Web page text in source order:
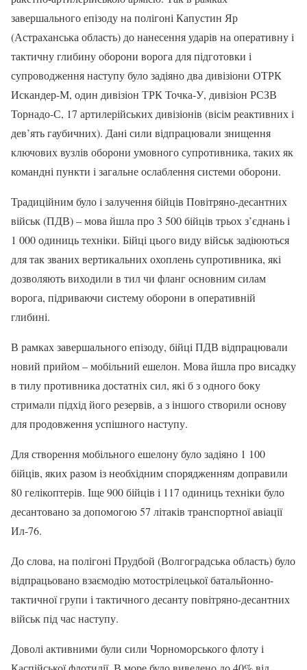
завершального епізоду на полігоні Капустин Яр
(Астраханська область) до нанесення ударів на оперативну і
тактичну глибину оборони ворога для підготовки і
супроводження наступу було задіяно два дивізіони ОТРК
Искандер-М, один дивізіон ТРК Точка-У, дивізіон РСЗВ
Торнадо-С, 17 артилерійських дивізіонів (вісім реактивних і
дев’ять гаубичних). Дані сили відпрацювали знищення
ключових вузлів оборони умовного супротивника, таких як
командні пункти і загальне ослаблення системи оборони.
Традиційним було і залучення бійців Повітряно-десантних
військ (ПДВ) – мова йшла про 3 500 бійців трьох з’єднань і
1 000 одиниць техніки. Бійці цього виду військ задіюються
для так званих вертикальних охоплень супротивника, які
дозволяють виходили в тил чи фланг основним силам
ворога, підриваючи систему оборони в оперативній
глибині.
В рамках завершального епізоду, бійці ПДВ відпрацювали
новий прийом – мобільний ешелон. Мова йшла про висадку
в тилу противника достатніх сил, які б з одного боку
стримали підхід його резервів, а з іншого створили основу
для продовження успішного наступу.
Для створення мобільного ешелону було задіяно 1 100
бійців, яких разом із необхідним спорядженням доправили
80 гелікоптерів. Іще 900 бійців і 117 одиниць техніки було
десантовано за допомогою 57 літаків транспортної авіації
Ил-76.
До слова, на полігоні Прудбой (Волгоградська область) було
відпрацьовано взаємодію мотострілецької батальйонно-
тактичної групи і тактичного десанту повітряно-десантних
військ під час наступу.
Доволі активними були сили Чорноморського флоту і